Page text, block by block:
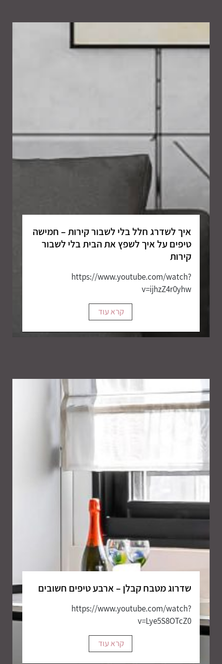
איך לשדרג חלל בלי לשבור קירות – חמישה
טיפים על איך לשפץ את הבית בלי לשבור
קירות
https://www.youtube.com/watch?
v=ijhzZ4r0yhw
קרא עוד
שדרוג מטבח קבלן – ארבע טיפים חשובים
https://www.youtube.com/watch?
v=Lye5S8OTcZ0
קרא עוד